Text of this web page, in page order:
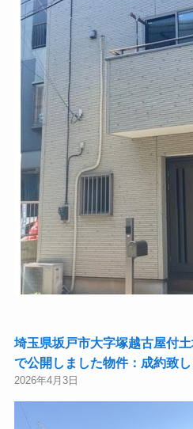
埼玉県坂戸市大字塚越古屋付
で公開しました物件：成約致し
2026年4月3日